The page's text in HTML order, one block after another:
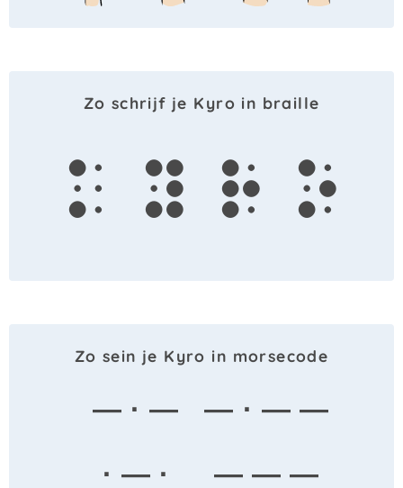
Zo schrijf je Kyro in braille
k y r o
Zo sein je Kyro in morsecode
— · —
— · — —
· — ·
— — —